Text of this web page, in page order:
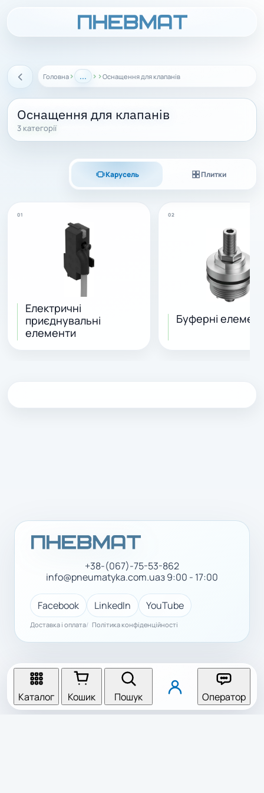
Назад Головна › ... › ›Оснащення для клапанів
Оснащення для клапанів
3 категорії
Карусель Плитки
01
Електричні
приєднувальні
елементи
02
Буферні
+38-(067)-75-53-862
info@pneumatyka.com.uaз 9:00 - 17:00
Facebook LinkedIn YouTube
Доставка і оплата Політика конфіденційності
Каталог Кошик Пошук Оператор